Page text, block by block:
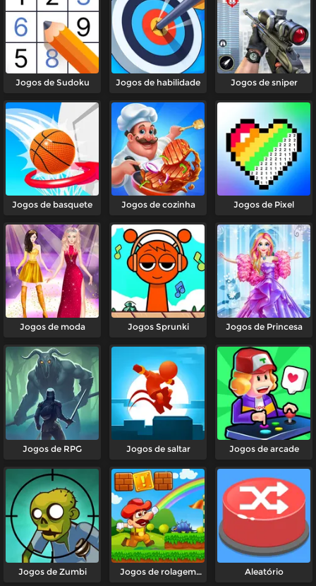
Jogos de Sudoku Jogos de habilidade Jogos de sniper
Jogos de basquete Jogos de cozinha Jogos de Pixel
Jogos de moda Jogos Sprunki Jogos de Princesa
Jogos de RPG Jogos de saltar Jogos de arcade
Jogos de Zumbi
Jogos de rolagem
Aleatório